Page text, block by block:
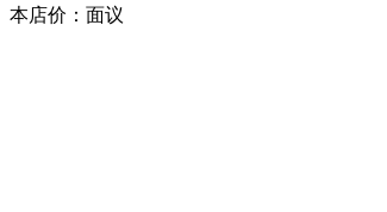
本店价： 面议